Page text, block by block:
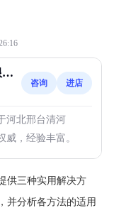
咨询 进店
河北邢台清河
威，经验丰富。
供三种实用解决方
并分析各方法的适用